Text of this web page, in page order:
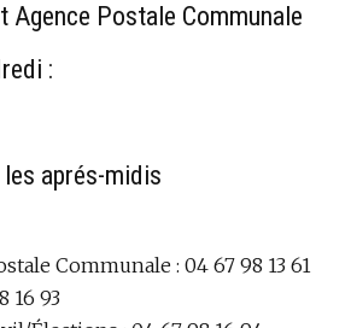
Agence Postale Communale
:
aprés-midis
Communale : 04 67 98 13 61
16 93